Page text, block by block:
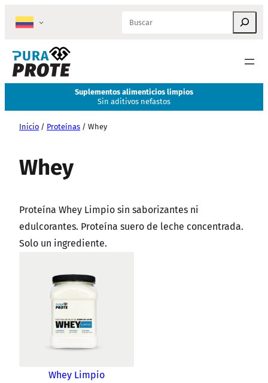
Search
Suplementos alimenticios limpios
Sin aditivos nefastos
Inicio / Proteínas / Whey
Whey
Proteína Whey Limpio sin saborizantes ni
edulcorantes. Proteína suero de leche concentrada.
Solo un ingrediente.
Whey Limpio